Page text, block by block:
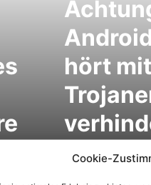
hört
Cookie-